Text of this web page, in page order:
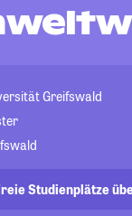
Greifswald
Studienplätze